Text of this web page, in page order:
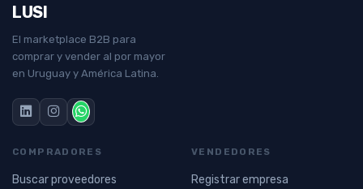
LUSI
El marketplace B2B para
comprar y vender al por mayor
en Uruguay y América Latina.
COMPRADORES
Buscar proveedores
VENDEDORES
Registrar empresa